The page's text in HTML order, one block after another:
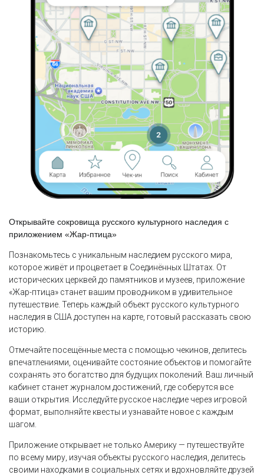
Открывайте сокровища русского культурного наследия с
приложением «Жар-птица»
Познакомьтесь с уникальным наследием русского мира,
которое живёт и процветает в Соединённых Штатах. От
исторических церквей до памятников и музеев, приложение
«Жар-птица» станет вашим проводником в удивительное
путешествие. Теперь каждый объект русского культурного
наследия в США доступен на карте, готовый рассказать свою
историю.
Отмечайте посещённые места с помощью чекинов, делитесь
впечатлениями, оценивайте состояние объектов и помогайте
сохранять это богатство для будущих поколений. Ваш личный
кабинет станет журналом достижений, где соберутся все
ваши открытия. Исследуйте русское наследие через игровой
формат, выполняйте квесты и узнавайте новое с каждым
шагом.
Приложение открывает не только Америку — путешествуйте
по всему миру, изучая объекты русского наследия, делитесь
своими находками в социальных сетях и вдохновляйте друзей